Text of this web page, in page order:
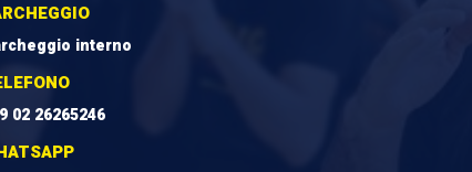
interno
02 26265246